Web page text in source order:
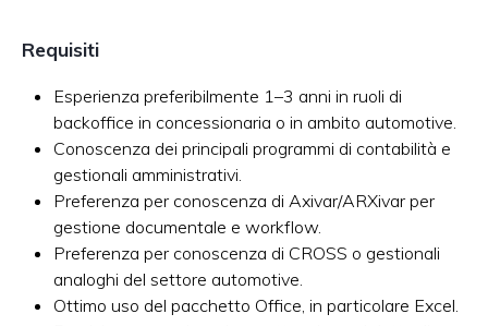
Requisiti
Esperienza preferibilmente 1–3 anni in ruoli di
backoffice in concessionaria o in ambito automotive.​
Conoscenza dei principali programmi di contabilità e
gestionali amministrativi.​
Preferenza per conoscenza di Axivar/ARXivar per
gestione documentale e workflow.​
Preferenza per conoscenza di CROSS o gestionali
analoghi del settore automotive.​
Ottimo uso del pacchetto Office, in particolare Excel.​